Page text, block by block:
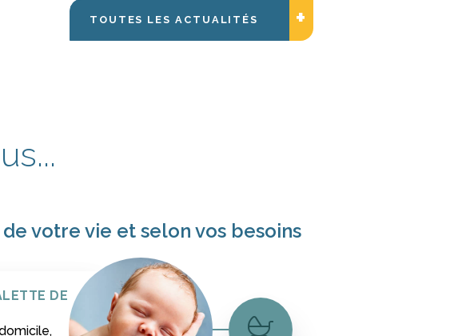
+
TOUTES LES ACTUALITÉS +
votre vie et selon vos besoins
DE